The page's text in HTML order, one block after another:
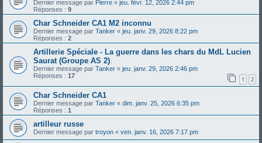
Dernier message par Pierre « jeu. févr. 12, 2026 2:44 pm
Réponses : 9
Char Schneider CA1 M2 inconnu
Dernier message par Tanker « jeu. janv. 29, 2026 8:22 pm
Réponses : 2
Artillerie Spéciale - La guerre dans les chars du MdL Lucien
Saurat (Groupe AS 2)
Dernier message par Tanker « jeu. janv. 29, 2026 2:46 pm
Réponses : 17 1 2
Char Schneider CA1
Dernier message par Tanker « dim. janv. 25, 2026 6:35 pm
Réponses : 1
artilleur russe
Dernier message par troyon « ven. janv. 16, 2026 7:17 pm